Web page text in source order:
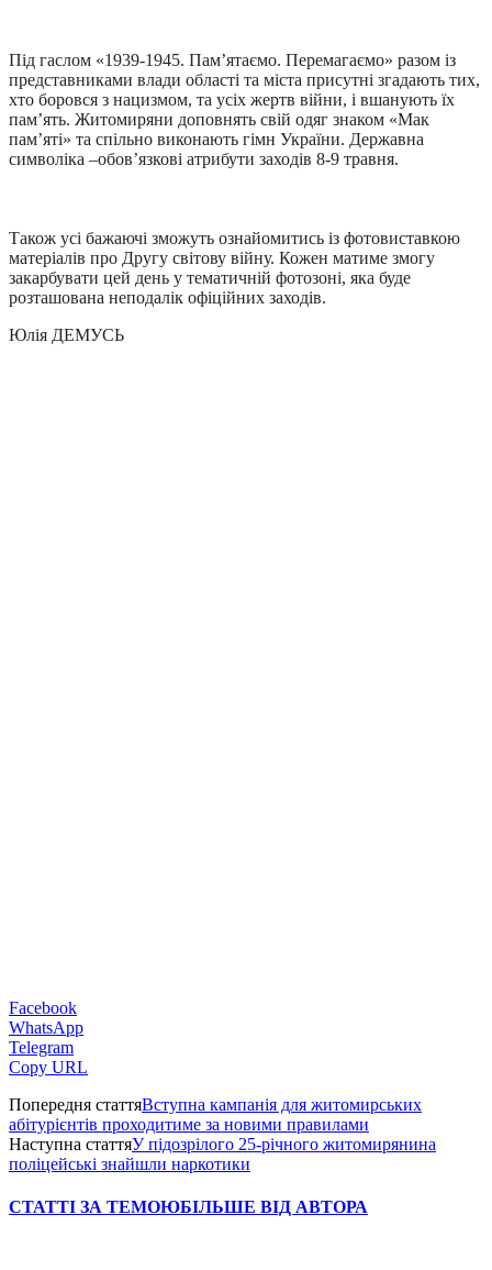
Під гаслом «1939-1945. Пам’ятаємо. Перемагаємо» разом із
представниками влади області та міста присутні згадають тих,
хто боровся з нацизмом, та усіх жертв війни, і вшанують їх
пам’ять. Житомиряни доповнять свій одяг знаком «Мак
пам’яті» та спільно виконають гімн України. Державна
символіка –обов’язкові атрибути заходів 8-9 травня.
Також усі бажаючі зможуть ознайомитись із фотовиставкою
матеріалів про Другу світову війну. Кожен матиме змогу
закарбувати цей день у тематичній фотозоні, яка буде
розташована неподалік офіційних заходів.
Юлія ДЕМУСЬ
Facebook
WhatsApp
Telegram
Copy URL
Попередня статтяВступна кампанія для житомирських
абітурієнтів проходитиме за новими правилами
Наступна статтяУ підозрілого 25-річного житомирянина
поліцейські знайшли наркотики
СТАТТІ ЗА ТЕМОЮБІЛЬШЕ ВІД АВТОРА